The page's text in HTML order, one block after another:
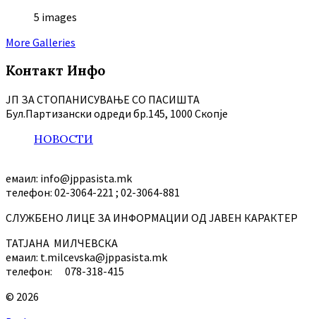
5 images
More Galleries
Контакт Инфо
ЈП ЗА СТОПАНИСУВАЊЕ СО ПАСИШТА
Бул.Партизански oдреди бр.145, 1000 Скопје
НОВОСТИ
емаил: info@jppasista.mk
телефон: 02-3064-221 ; 02-3064-881
СЛУЖБЕНО ЛИЦЕ ЗА ИНФОРМАЦИИ ОД ЈАВЕН КАРАКТЕР
ТАТЈАНА МИЛЧЕВСКА
емаил: t.milcevska@jppasista.mk
телефон: 078-318-415
© 2026